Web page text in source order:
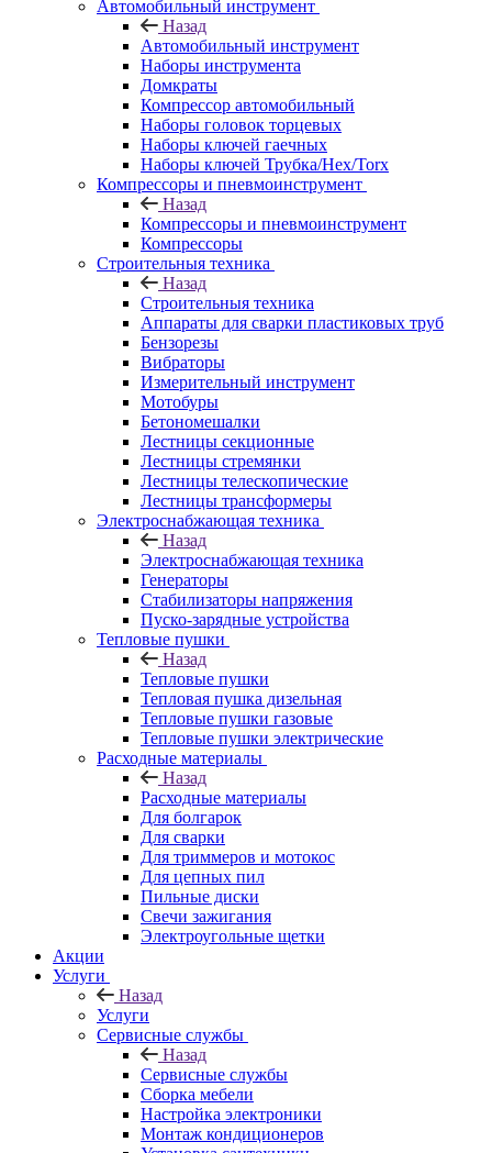
Автомобильный инструмент
Назад
Автомобильный инструмент
Наборы инструмента
Домкраты
Компрессор автомобильный
Наборы головок торцевых
Наборы ключей гаечных
Наборы ключей Трубка/Hex/Torx
Компрессоры и пневмоинструмент
Назад
Компрессоры и пневмоинструмент
Компрессоры
Строительныя техника
Назад
Строительныя техника
Аппараты для сварки пластиковых труб
Бензорезы
Вибраторы
Измерительный инструмент
Мотобуры
Бетономешалки
Лестницы секционные
Лестницы стремянки
Лестницы телескопические
Лестницы трансформеры
Электроснабжающая техника
Назад
Электроснабжающая техника
Генераторы
Стабилизаторы напряжения
Пуско-зарядные устройства
Тепловые пушки
Назад
Тепловые пушки
Тепловая пушка дизельная
Тепловые пушки газовые
Тепловые пушки электрические
Расходные материалы
Назад
Расходные материалы
Для болгарок
Для сварки
Для триммеров и мотокос
Для цепных пил
Пильные диски
Свечи зажигания
Электроугольные щетки
Акции
Услуги
Назад
Услуги
Сервисные службы
Назад
Сервисные службы
Сборка мебели
Настройка электроники
Монтаж кондиционеров